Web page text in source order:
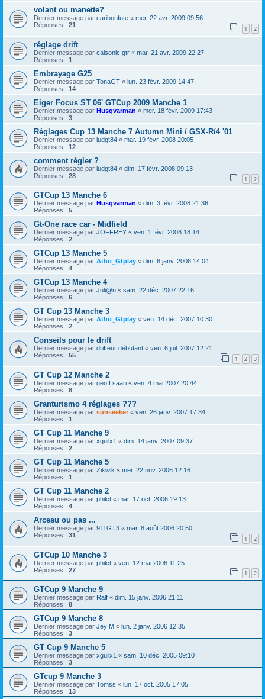
volant ou manette?
Dernier message par cariboufute « mer. 22 avr. 2009 09:56
Réponses : 21 1 2
réglage drift
Dernier message par calsonic gtr « mar. 21 avr. 2009 22:27
Réponses : 1
Embrayage G25
Dernier message par TonaGT « lun. 23 févr. 2009 14:47
Réponses : 14
Eiger Focus ST 06' GTCup 2009 Manche 1
Dernier message par Husqvarman « mer. 18 févr. 2009 17:43
Réponses : 3
Réglages Cup 13 Manche 7 Autumn Mini / GSX-R/4 '01
Dernier message par ludgt84 « mar. 19 févr. 2008 20:05
Réponses : 12
comment régler ?
Dernier message par ludgt84 « dim. 17 févr. 2008 09:13
Réponses : 28 1 2
GTCup 13 Manche 6
Dernier message par Husqvarman « dim. 3 févr. 2008 21:36
Réponses : 5
Gt-One race car - Midfield
Dernier message par JOFFREY « ven. 1 févr. 2008 18:14
Réponses : 2
GTCup 13 Manche 5
Dernier message par Atho_Gtplay « dim. 6 janv. 2008 14:04
Réponses : 4
GTCup 13 Manche 4
Dernier message par Juli@n « sam. 22 déc. 2007 22:16
Réponses : 6
GT Cup 13 Manche 3
Dernier message par Atho_Gtplay « ven. 14 déc. 2007 10:30
Réponses : 2
Conseils pour le drift
Dernier message par drifteur débutant « ven. 6 juil. 2007 12:21
Réponses : 55 1 2 3
GT Cup 12 Manche 2
Dernier message par geoff saari « ven. 4 mai 2007 20:44
Réponses : 8
Granturismo 4 réglages ???
Dernier message par sunseeker « ven. 26 janv. 2007 17:34
Réponses : 1
GT Cup 11 Manche 9
Dernier message par xguilx1 « dim. 14 janv. 2007 09:37
Réponses : 2
GT Cup 11 Manche 5
Dernier message par Zikwik « mer. 22 nov. 2006 12:16
Réponses : 1
GT Cup 11 Manche 2
Dernier message par philct « mar. 17 oct. 2006 19:13
Réponses : 4
Arceau ou pas ...
Dernier message par 911GT3 « mar. 8 août 2006 20:50
Réponses : 31 1 2
GTCup 10 Manche 3
Dernier message par philct « ven. 12 mai 2006 11:25
Réponses : 27 1 2
GTCup 9 Manche 9
Dernier message par Ralf « dim. 15 janv. 2006 21:11
Réponses : 8
GTCup 9 Manche 8
Dernier message par Jey M « lun. 2 janv. 2006 12:35
Réponses : 3
GT Cup 9 Manche 5
Dernier message par xguilx1 « sam. 10 déc. 2005 09:10
Réponses : 3
GTcup 9 Manche 3
Dernier message par Tomss « lun. 17 oct. 2005 17:05
Réponses : 13